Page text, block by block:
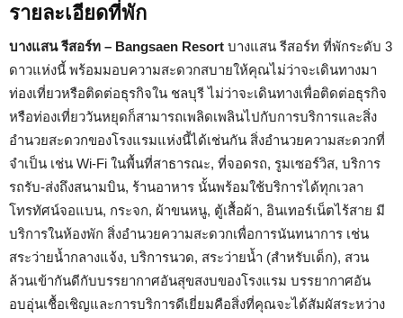
รายละเอียดที่พัก
บางแสน รีสอร์ท – Bangsaen Resort บางแสน รีสอร์ท ที่พักระดับ 3
ดาวแห่งนี้ พร้อมมอบความสะดวกสบายให้คุณไม่ว่าจะเดินทางมา
ท่องเที่ยวหรือติดต่อธุรกิจใน ชลบุรี ไม่ว่าจะเดินทางเพื่อติดต่อธุรกิจ
หรือท่องเที่ยววันหยุดก็สามารถเพลิดเพลินไปกับการบริการและสิ่ง
อำนวยสะดวกของโรงแรมแห่งนี้ได้เช่นกัน สิ่งอำนวยความสะดวกที่
จำเป็น เช่น Wi-Fi ในพื้นที่สาธารณะ, ที่จอดรถ, รูมเซอร์วิส, บริการ
รถรับ-ส่งถึงสนามบิน, ร้านอาหาร นั้นพร้อมใช้บริการได้ทุกเวลา
โทรทัศน์จอแบน, กระจก, ผ้าขนหนู, ตู้เสื้อผ้า, อินเทอร์เน็ตไร้สาย มี
บริการในห้องพัก สิ่งอำนวยความสะดวกเพื่อการนันทนาการ เช่น
สระว่ายน้ำกลางแจ้ง, บริการนวด, สระว่ายน้ำ (สำหรับเด็ก), สวน
ล้วนเข้ากันดีกับบรรยากาศอันสุขสงบของโรงแรม บรรยากาศอัน
อบอุ่นเชื้อเชิญและการบริการดีเยี่ยมคือสิ่งที่คุณจะได้สัมผัสระหว่าง